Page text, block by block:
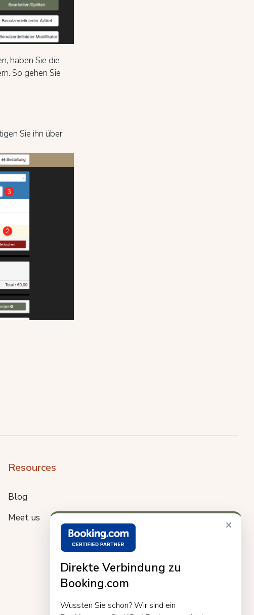
×
Direkte Verbindung zu
Booking.com
Wussten Sie schon? Wir sind ein
haben Sie die
So gehen Sie
Sie ihn über
Resources
Blog
Meet us